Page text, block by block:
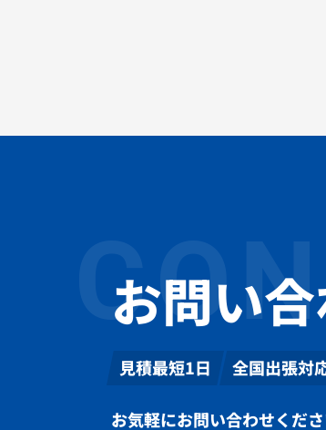
お問い
見積最短1日 全国出張対
お気軽にお問い合わせくださ